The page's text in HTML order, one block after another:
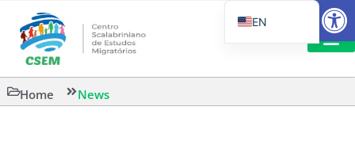
Home News
EN
IT